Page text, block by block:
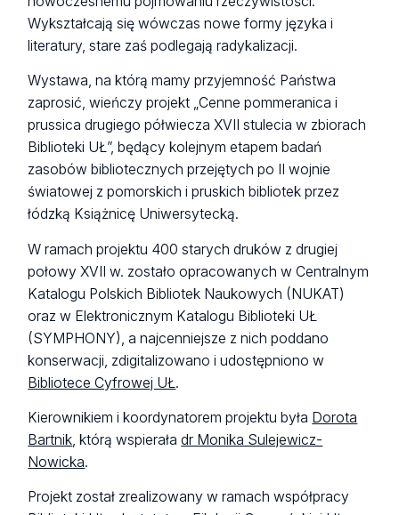
Wykształcają się wówczas nowe formy języka i
literatury, stare zaś podlegają radykalizacji.
Wystawa, na którą mamy przyjemność Państwa
zaprosić, wieńczy projekt „Cenne pommeranica i
prussica drugiego półwiecza XVII stulecia w zbiorach
Biblioteki UŁ”, będący kolejnym etapem badań
zasobów bibliotecznych przejętych po II wojnie
światowej z pomorskich i pruskich bibliotek przez
łódzką Książnicę Uniwersytecką.
W ramach projektu 400 starych druków z drugiej
połowy XVII w. zostało opracowanych w Centralnym
Katalogu Polskich Bibliotek Naukowych (NUKAT)
oraz w Elektronicznym Katalogu Biblioteki UŁ
(SYMPHONY), a najcenniejsze z nich poddano
konserwacji, zdigitalizowano i udostępniono w
Bibliotece Cyfrowej UŁ .
Kierownikiem i koordynatorem projektu była Dorota
Bartnik, którą wspieraładr Monika Sulejewicz-
Nowicka.
Projekt został zrealizowany w ramach współpracy